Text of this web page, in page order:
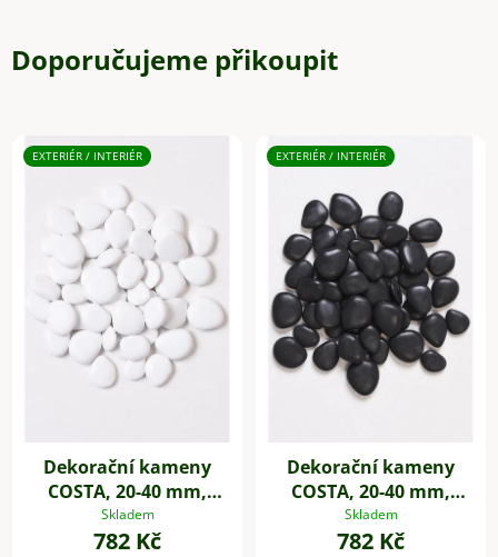
Doporučujeme přikoupit
EXTERIÉR / INTERIÉR
Dekorační kameny
COSTA, 20-40 mm,
plast, bílá
Skladem
782 Kč
EXTERIÉR / INTERIÉR
Dekorační kameny
COSTA, 20-40 mm,
plast, černá
Skladem
782 Kč